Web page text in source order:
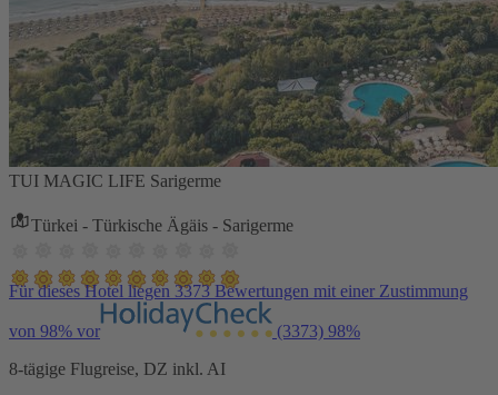
TUI MAGIC LIFE Sarigerme
Türkei - Türkische Ägäis - Sarigerme
Für dieses Hotel liegen 3373 Bewertungen mit einer Zustimmung
von 98% vor (3373) 98%
8-tägige Flugreise, DZ inkl. AI